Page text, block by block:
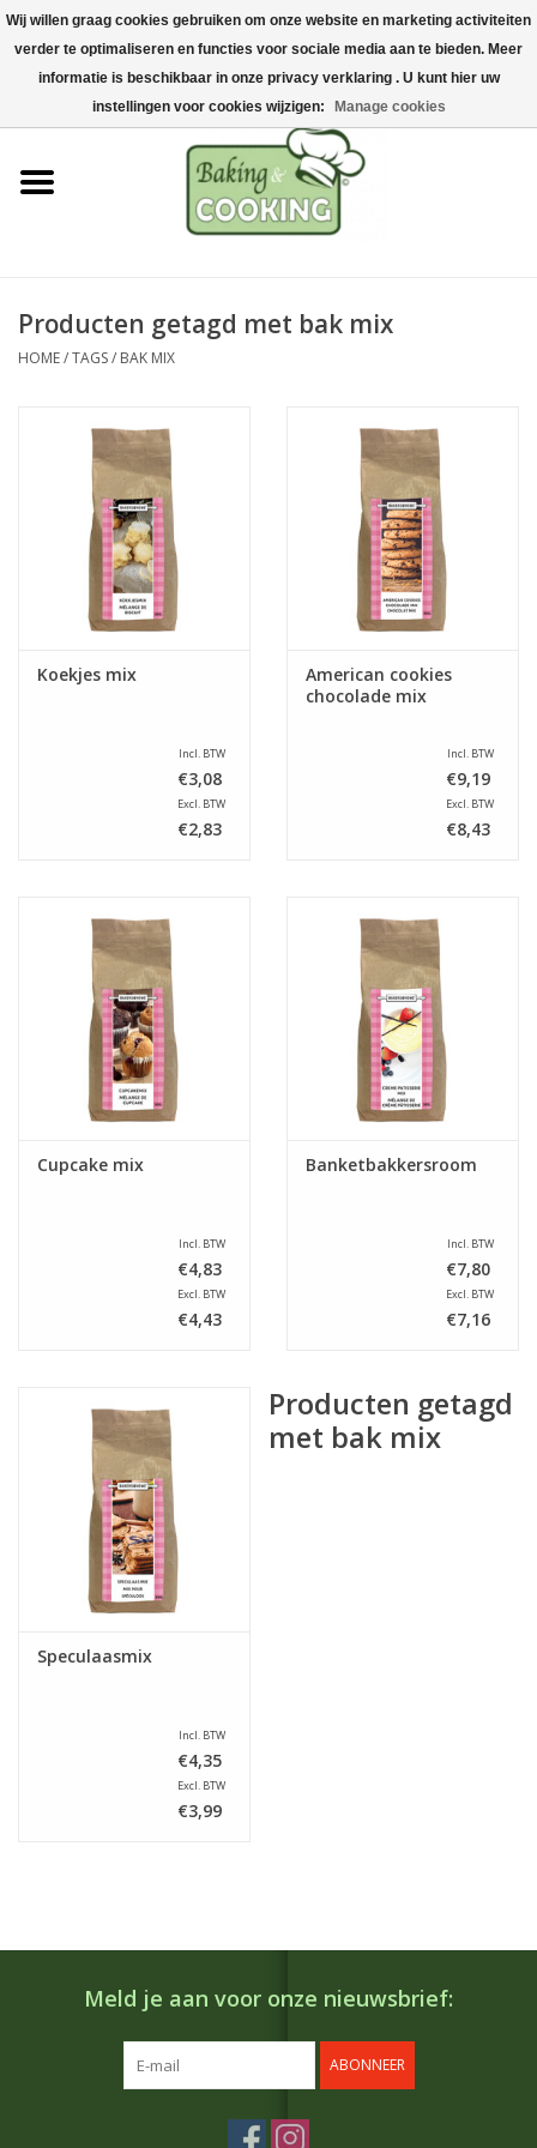
Home
Bak-& kookgerei
Machines & onderdelen
Chocolade & ijsbereiding
Hygiëne & opslag
Grondstoffen & Presentatie
Producten getagd met bak mix
HOME/TAGS/ BAK MIX
Koekjes mix
Incl. BTW
€3,08
Excl. BTW
€2,83
American cookies
chocolade mix
Incl. BTW
€9,19
Excl. BTW
€8,43
Cupcake mix
Incl. BTW
€4,83
Excl. BTW
€4,43
Banketbakkersroom
Incl. BTW
€7,80
Excl. BTW
€7,16
Speculaasmix
Incl. BTW
€4,35
Excl. BTW
€3,99
Producten getagd
met bak mix
Meld je aan voor onze nieuwsbrief:
ABONNEER
Wij willen graag cookies gebruiken om onze website en marketing activiteiten
verder te optimaliseren en functies voor sociale media aan te bieden. Meer
informatie is beschikbaar in onze privacy verklaring . U kunt hier uw
instellingen voor cookies wijzigen:
Manage cookies